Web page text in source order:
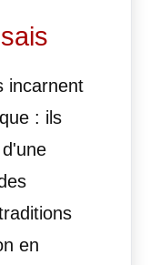
incarnent
: ils
en